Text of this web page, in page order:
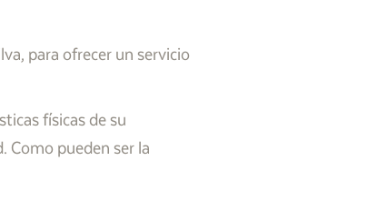
para ofrecer un servicio
físicas de su
Como pueden ser la